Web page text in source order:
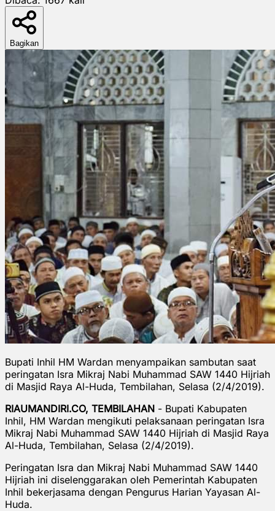
Bagikan
Bupati Inhil HM Wardan menyampaikan sambutan saat
peringatan Isra Mikraj Nabi Muhammad SAW 1440 Hijriah
di Masjid Raya Al-Huda, Tembilahan, Selasa (2/4/2019).
RIAUMANDIRI.CO, TEMBILAHAN - Bupati Kabupaten
Inhil, HM Wardan mengikuti pelaksanaan peringatan Isra
Mikraj Nabi Muhammad SAW 1440 Hijriah di Masjid Raya
Al-Huda, Tembilahan, Selasa (2/4/2019).
Peringatan Isra dan Mikraj Nabi Muhammad SAW 1440
Hijriah ini diselenggarakan oleh Pemerintah Kabupaten
Inhil bekerjasama dengan Pengurus Harian Yayasan Al-
Huda.